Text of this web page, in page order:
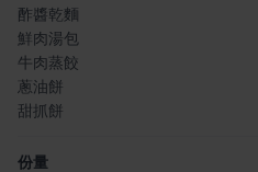
酢醬乾麵
鮮肉湯包
牛肉蒸餃
蔥油餅
甜抓餅
份量